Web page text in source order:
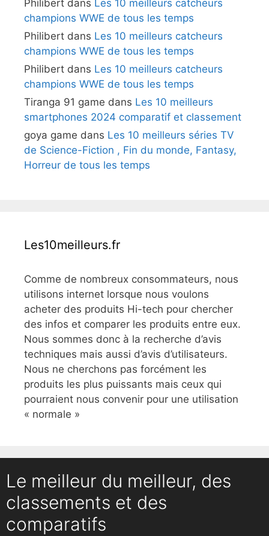
Philibert dans Les 10 meilleurs catcheurs
champions WWE de tous les temps
Philibert dans Les 10 meilleurs catcheurs
champions WWE de tous les temps
Philibert dans Les 10 meilleurs catcheurs
champions WWE de tous les temps
Tiranga 91 game dans Les 10 meilleurs
smartphones 2024 comparatif et classement
goya game dans Les 10 meilleurs séries TV
de Science-Fiction , Fin du monde, Fantasy,
Horreur de tous les temps
Les10meilleurs.fr
Comme de nombreux consommateurs, nous
utilisons internet lorsque nous voulons
acheter des produits Hi-tech pour chercher
des infos et comparer les produits entre eux.
Nous sommes donc à la recherche d’avis
techniques mais aussi d’avis d’utilisateurs.
Nous ne cherchons pas forcément les
produits les plus puissants mais ceux qui
pourraient nous convenir pour une utilisation
« normale »
Le meilleur du meilleur, des
classements et des
comparatifs